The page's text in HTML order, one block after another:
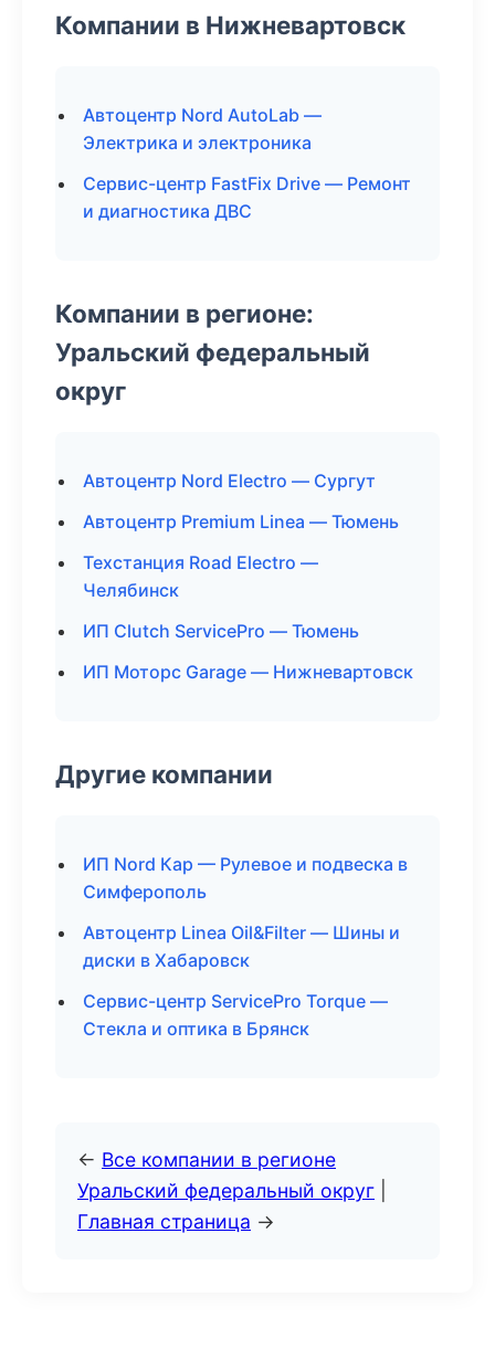
Компании в Нижневартовск
Автоцентр Nord AutoLab —
Электрика и электроника
Сервис-центр FastFix Drive — Ремонт
и диагностика ДВС
Компании в регионе:
Уральский федеральный
округ
Автоцентр Nord Electro — Сургут
Автоцентр Premium Linea — Тюмень
Техстанция Road Electro —
Челябинск
ИП Clutch ServicePro — Тюмень
ИП Моторс Garage — Нижневартовск
Другие компании
ИП Nord Кар — Рулевое и подвеска в
Симферополь
Автоцентр Linea Oil&Filter — Шины и
диски в Хабаровск
Сервис-центр ServicePro Torque —
Стекла и оптика в Брянск
← Все компании в регионе
Уральский федеральный округ
Главная страница →